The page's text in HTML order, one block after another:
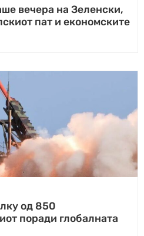
вечера на Зеленски,
пат и економските
од 850
поради глобалната